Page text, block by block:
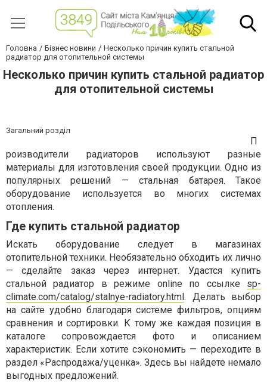
Головна Бізнес новини
Несколько причин купить стальной
радиатор для отопительной системы
Несколько причин купить стальной радиатор
для отопительной системы
Загальний розділ
П
роизводители радиаторов используют разные
материалы для изготовления своей продукции. Одно из
популярных решений — стальная батарея. Такое
оборудование используется во многих системах
отопления.
Где купить стальной радиатор
Искать оборудование следует в магазинах
отопительной техники. Необязательно обходить их лично
— сделайте заказ через интернет. Удастся купить
стальной радиатор в режиме online по ссылке sp-
climate.com/catalog/stalnye-radiatory.html. Делать выбор
на сайте удобно благодаря системе фильтров, опциям
сравнения и сортировки. К тому же каждая позиция в
каталоге сопровождается фото и описанием
характеристик. Если хотите сэкономить — переходите в
раздел «Распродажа/уценка». Здесь вы найдете немало
выгодных предложений.